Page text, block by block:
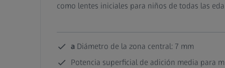
como lentes iniciales para niños de todas las
a Diámetro de la zona central: 7 mm
Potencia superficial de adición media para